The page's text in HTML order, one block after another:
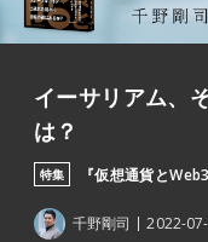
イーサリアム、
は？
特集 『仮想通貨と
千野剛司 2022-